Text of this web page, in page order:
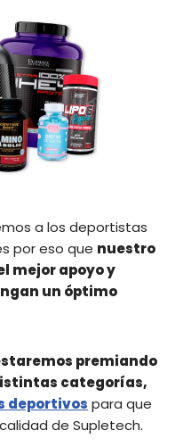
a los deportistas
por eso que nuestro
mejor apoyo y
un óptimo
premiando
categorías,
deportivos para que
de Supletech.